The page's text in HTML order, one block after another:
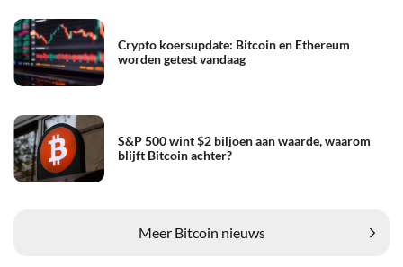
Crypto koersupdate: Bitcoin en Ethereum
worden getest vandaag
S&P 500 wint $2 biljoen aan waarde, waarom
blijft Bitcoin achter?
Meer Bitcoin nieuws